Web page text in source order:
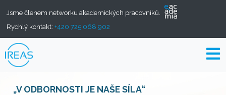
Jsme členem networku akademických pracovníků.
Rychlý kontakt: +420 725 068 902
„V ODBORNOSTI JE NAŠE SÍLA“